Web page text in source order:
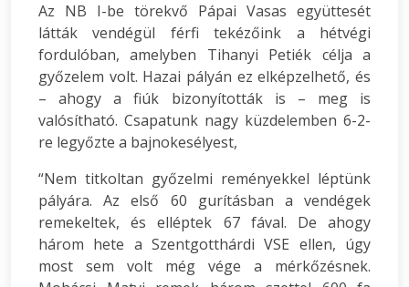
Az NB I-be törekvő Pápai Vasas együttesét
látták vendégül férfi tekézőink a hétvégi
fordulóban, amelyben Tihanyi Petiék célja a
győzelem volt. Hazai pályán ez elképzelhető, és
– ahogy a fiúk bizonyították is – meg is
valósítható. Csapatunk nagy küzdelemben 6-2-
re legyőzte a bajnokesélyest,
“Nem titkoltan győzelmi reményekkel léptünk
pályára. Az első 60 gurításban a vendégek
remekeltek, és elléptek 67 fával. De ahogy
három hete a Szentgotthárdi VSE ellen, úgy
most sem volt még vége a mérkőzésnek.